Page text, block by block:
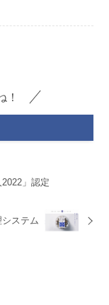
！
」認定
ステム